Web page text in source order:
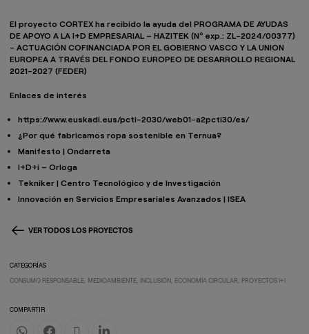
El proyecto CORTEX ha recibido la ayuda del PROGRAMA DE AYUDAS
DE APOYO A LA I+D EMPRESARIAL – HAZITEK (Nº exp.: ZL-2024/00377)
- ACTUACIÓN COFINANCIADA POR EL GOBIERNO VASCO Y LA UNION
EUROPEA A TRAVÉS DEL FONDO EUROPEO DE DESARROLLO REGIONAL
2021-2027 (FEDER)
Enlaces de interés
https://www.euskadi.eus/pcti-2030/web01-a2pcti30/es/
¿Por qué fabricamos ropa sostenible en Ternua?
Manifesto | Ondarreta
I+D+i – Orloga
Tekniker | Centro Tecnológico y de Investigación
Innovación en Servicios Empresariales Avanzados | ISEA
VER TODOS LOS PROYECTOS
CATEGORÍAS
CONSUMO RESPONSABLE MEDIOAMBIENTE INCLUSIÓN ECONOMÍA CIRCULAR PROYECTOS I+I
COMPARTIR